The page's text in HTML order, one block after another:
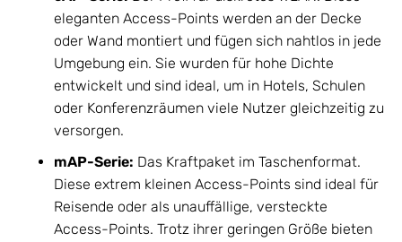
eleganten Access-Points werden an der Decke
oder Wand montiert und fügen sich nahtlos in jede
Umgebung ein. Sie wurden für hohe Dichte
entwickelt und sind ideal, um in Hotels, Schulen
oder Konferenzräumen viele Nutzer gleichzeitig zu
versorgen.
mAP-Serie: Das Kraftpaket im Taschenformat.
Diese extrem kleinen Access-Points sind ideal für
Reisende oder als unauffällige, versteckte
Access-Points. Trotz ihrer geringen Größe bieten